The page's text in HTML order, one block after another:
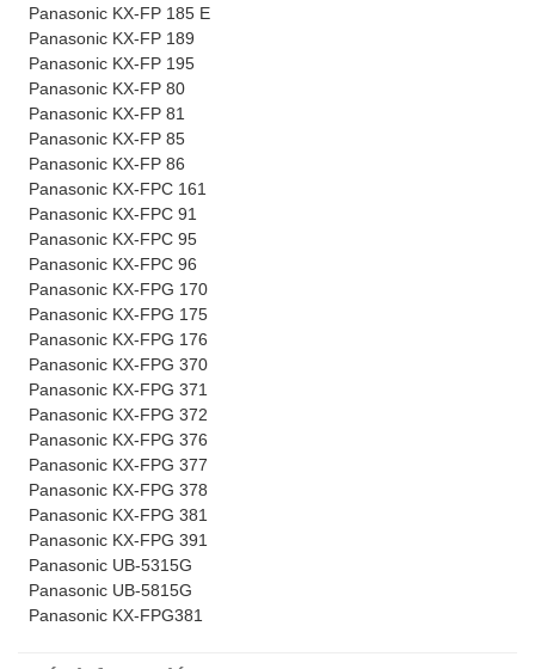
Panasonic KX-FP 185 E
Panasonic KX-FP 189
Panasonic KX-FP 195
Panasonic KX-FP 80
Panasonic KX-FP 81
Panasonic KX-FP 85
Panasonic KX-FP 86
Panasonic KX-FPC 161
Panasonic KX-FPC 91
Panasonic KX-FPC 95
Panasonic KX-FPC 96
Panasonic KX-FPG 170
Panasonic KX-FPG 175
Panasonic KX-FPG 176
Panasonic KX-FPG 370
Panasonic KX-FPG 371
Panasonic KX-FPG 372
Panasonic KX-FPG 376
Panasonic KX-FPG 377
Panasonic KX-FPG 378
Panasonic KX-FPG 381
Panasonic KX-FPG 391
Panasonic UB-5315G
Panasonic UB-5815G
Panasonic KX-FPG381